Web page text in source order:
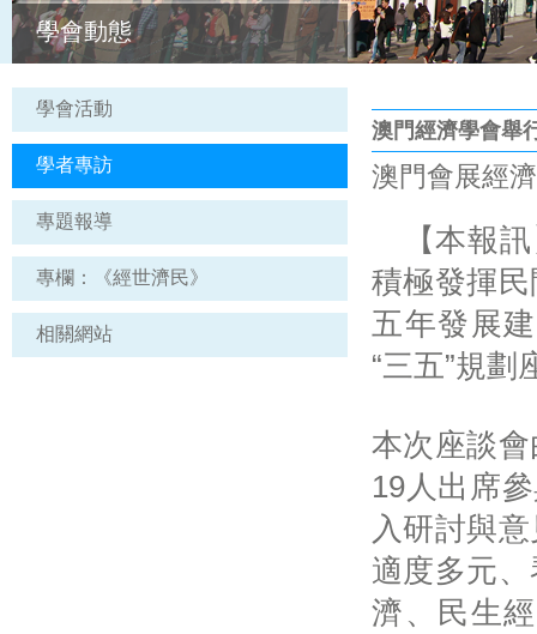
學會動態
學會活動
學者專訪
專題報導
專欄：《經世濟民》
相關網站
澳門經濟學會舉
澳門會展經
【本報訊
積極發揮
五年發展
“三五”規劃
本次座談
19人出席
入研討與
適度多元
濟、民生